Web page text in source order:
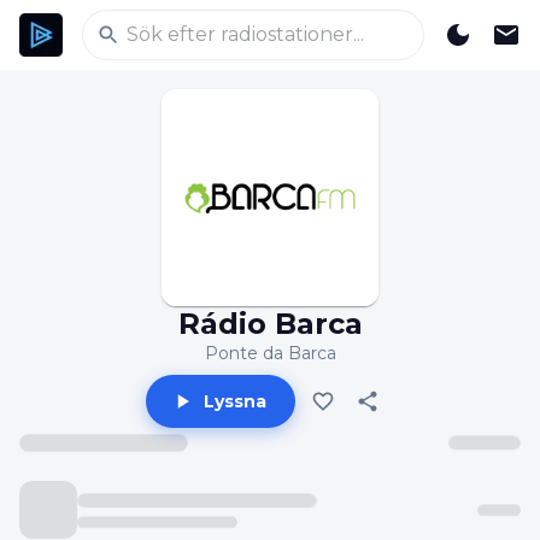
Rádio Barca
Ponte da Barca
Lyssna